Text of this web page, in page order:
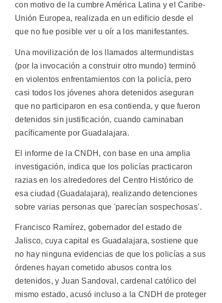
con motivo de la cumbre América Latina y el Caribe-
Unión Europea, realizada en un edificio desde el
que no fue posible ver u oír a los manifestantes.
Una movilización de los llamados altermundistas
(por la invocación a construir otro mundo) terminó
en violentos enfrentamientos con la policía, pero
casi todos los jóvenes ahora detenidos aseguran
que no participaron en esa contienda, y que fueron
detenidos sin justificación, cuando caminaban
pacíficamente por Guadalajara.
El informe de la CNDH, con base en una amplia
investigación, indica que los policías practicaron
razias en los alrededores del Centro Histórico de
esa ciudad (Guadalajara), realizando detenciones
sobre varias personas que 'parecían sospechosas'.
Francisco Ramírez, gobernador del estado de
Jalisco, cuya capital es Guadalajara, sostiene que
no hay ninguna evidencias de que los policías a sus
órdenes hayan cometido abusos contra los
detenidos, y Juan Sandoval, cardenal católico del
mismo estado, acusó incluso a la CNDH de proteger